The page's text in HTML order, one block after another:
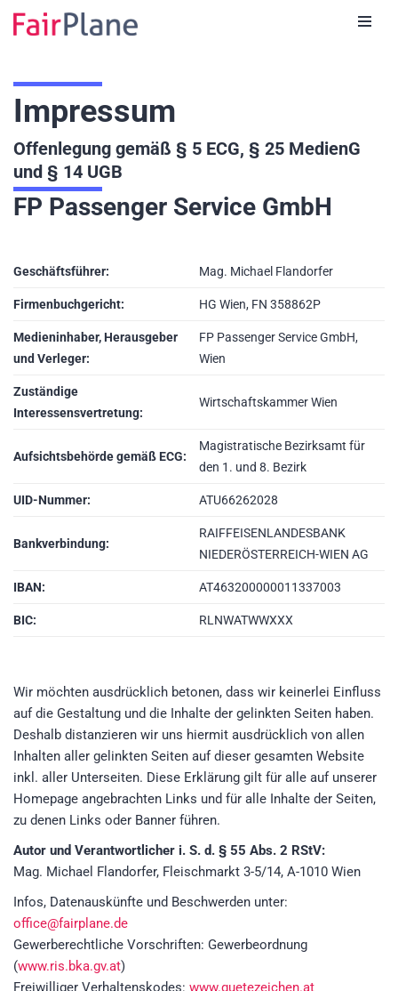
Impressum
Offenlegung gemäß § 5 ECG, § 25 MedienG
und § 14 UGB
FP Passenger Service GmbH
Geschäftsführer: Mag. Michael Flandorfer
Firmenbuchgericht: HG Wien, FN 358862P
Medieninhaber, Herausgeber
und Verleger:
FP Passenger Service GmbH,
Wien
Zuständige
Interessensvertretung:
Wirtschaftskammer Wien
Aufsichtsbehörde gemäß ECG:
Magistratische Bezirksamt für
den 1. und 8. Bezirk
UID-Nummer: ATU66262028
Bankverbindung:
RAIFFEISENLANDESBANK
NIEDERÖSTERREICH-WIEN AG
IBAN: AT463200000011337003
BIC: RLNWATWWXXX
Wir möchten ausdrücklich betonen, dass wir keinerlei Einfluss
auf die Gestaltung und die Inhalte der gelinkten Seiten haben.
Deshalb distanzieren wir uns hiermit ausdrücklich von allen
Inhalten aller gelinkten Seiten auf dieser gesamten Website
inkl. aller Unterseiten. Diese Erklärung gilt für alle auf unserer
Homepage angebrachten Links und für alle Inhalte der Seiten,
zu denen Links oder Banner führen.
Autor und Verantwortlicher i. S. d. § 55 Abs. 2 RStV:
Mag. Michael Flandorfer, Fleischmarkt 3-5/14, A-1010 Wien
Infos, Datenauskünfte und Beschwerden unter:
office@fairplane.de
Gewerberechtliche Vorschriften: Gewerbeordnung
(www.ris.bka.gv.at)
Freiwilliger Verhaltenskodes: www.guetezeichen.at